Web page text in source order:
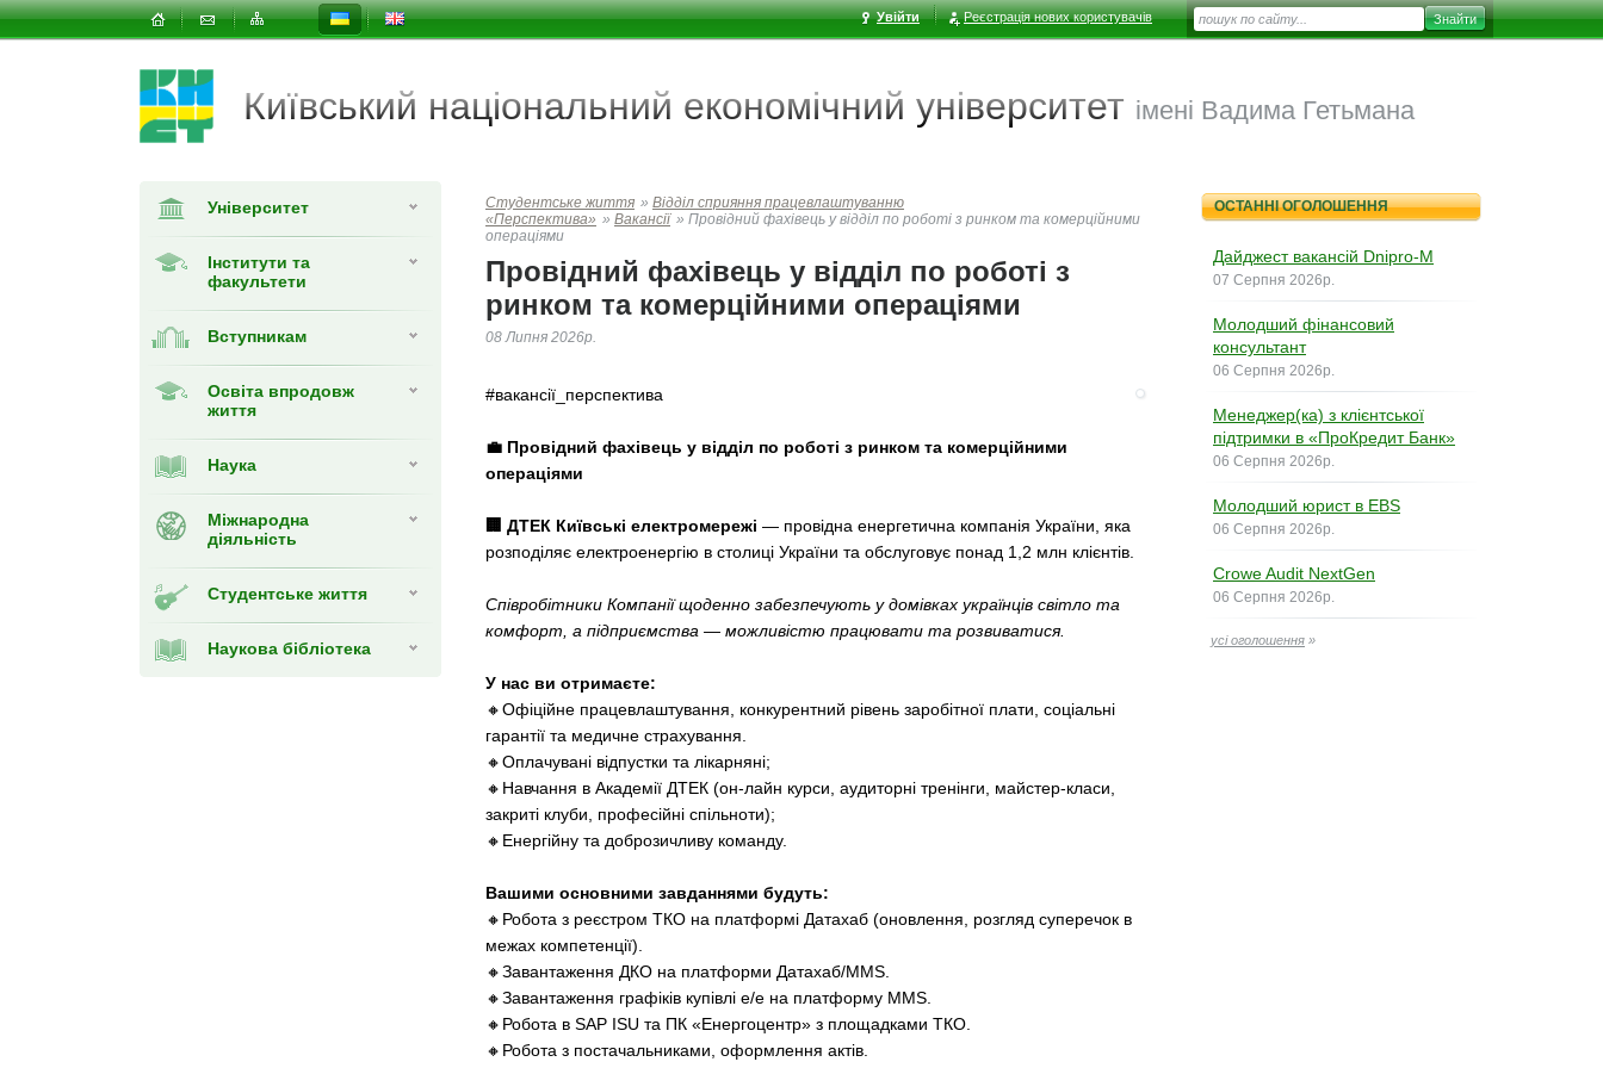
Увійти Реєстрація нових користувачів
Київський національний економічний університет імені Вадима Гетьмана
Університет
Інститути та
факультети
Вступникам
Освіта впродовж
життя
Наука
Міжнародна
діяльність
Студентське життя
Наукова бібліотека
Студентське життя » Відділ сприяння працевлаштуванню
«Перспектива» » Вакансії » Провідний фахівець у відділ по роботі з ринком та комерційними
операціями
Провідний фахівець у відділ по роботі з
ринком та комерційними операціями
08 Липня 2026р.
#вакансії_перспектива
💼 Провідний фахівець у відділ по роботі з ринком та комерційними
операціями
🏢 ДТЕК Київські електромережі — провідна енергетична компанія України, яка
розподіляє електроенергію в столиці України та обслуговує понад 1,2 млн клієнтів.
Співробітники Компанії щоденно забезпечують у домівках українців світло та
комфорт, а підприємства — можливістю працювати та розвиватися.
У нас ви отримаєте:
🔸Офіційне працевлаштування, конкурентний рівень заробітної плати, соціальні
гарантії та медичне страхування.
🔸Оплачувані відпустки та лікарняні;
🔸Навчання в Академії ДТЕК (он-лайн курси, аудиторні тренінги, майстер-класи,
закриті клуби, професійні спільноти);
🔸Енергійну та доброзичливу команду.
Вашими основними завданнями будуть:
🔸Робота з реєстром ТКО на платформі Датахаб (оновлення, розгляд суперечок в
межах компетенції).
🔸Завантаження ДКО на платформи Датахаб/MMS.
🔸Завантаження графіків купівлі е/е на платформу MMS.
🔸Робота в SAP ISU та ПК «Енергоцентр» з площадками ТКО.
🔸Робота з постачальниками, оформлення актів.
ОСТАННІ ОГОЛОШЕННЯ
Дайджест вакансій Dnipro-M
07 Серпня 2026р.
Молодший фінансовий
консультант
06 Серпня 2026р.
Менеджер(ка) з клієнтської
підтримки в «ПроКредит Банк»
06 Серпня 2026р.
Молодший юрист в EBS
06 Серпня 2026р.
Crowe Audit NextGen
06 Серпня 2026р.
усі оголошення »